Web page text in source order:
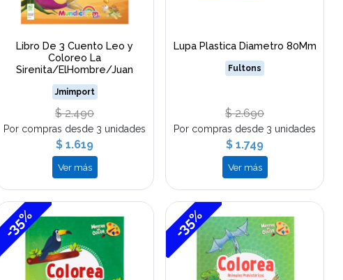
Libro De 3 Cuento Leo y
Coloreo La
Sirenita/ElHombre/Juan
Jmimport
$ 2.490
Por compras desde 3 unidades
$ 1.619
Ver más
Lupa Plastica Diametro 80Mm
Fultons
$ 2.690
Por compras desde 3 unidades
$ 1.749
Ver más
-35% -35%